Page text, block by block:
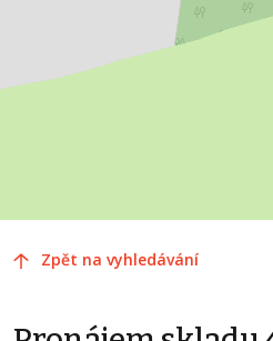
Zpět na vyhledávání